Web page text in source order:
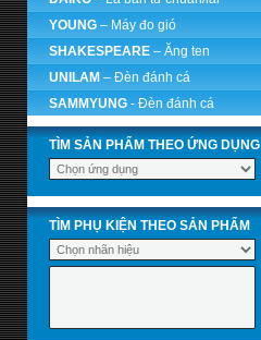
YOUNG – Máy đo gió
SHAKESPEARE – Ăng ten
UNILAM – Đèn đánh cá
SAMMYUNG - Đèn đánh cá
TÌM SẢN PHẨM THEO ỨNG DỤNG
TÌM PHỤ KIỆN THEO SẢN PHẨM